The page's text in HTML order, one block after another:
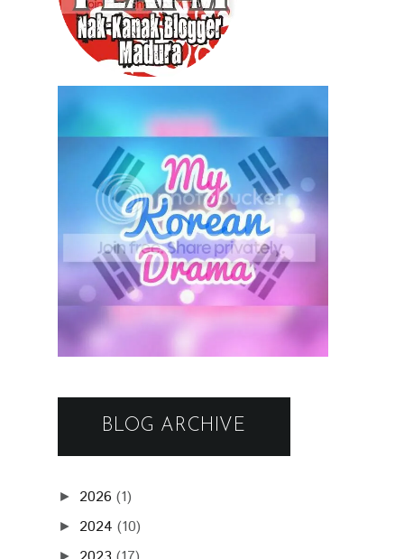
BLOG ARCHIVE
► 2026 (1)
► 2024 (10)
►